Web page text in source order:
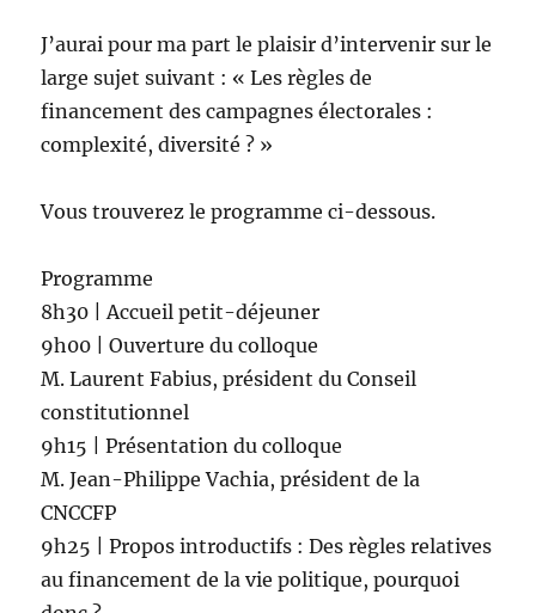
J’aurai pour ma part le plaisir d’intervenir sur le
large sujet suivant : « Les règles de
financement des campagnes électorales :
complexité, diversité ? »
Vous trouverez le programme ci-dessous.
Programme
8h30 | Accueil petit-déjeuner
9h00 | Ouverture du colloque
M. Laurent Fabius, président du Conseil
constitutionnel
9h15 | Présentation du colloque
M. Jean-Philippe Vachia, président de la
CNCCFP
9h25 | Propos introductifs : Des règles relatives
au financement de la vie politique, pourquoi